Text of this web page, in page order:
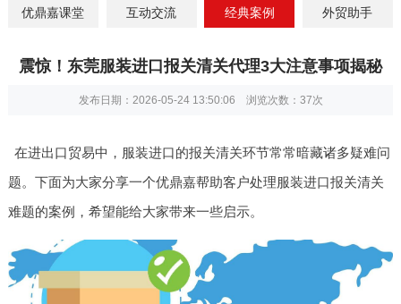
优鼎嘉课堂 互动交流 经典案例 外贸助手
震惊！东莞服装进口报关清关代理3大注意事项揭秘
发布日期：2026-05-24 13:50:06 浏览次数： 37次
在进出口贸易中，服装进口的报关清关环节常常暗藏诸多疑难问
题。下面为大家分享一个优鼎嘉帮助客户处理服装进口报关清关
难题的案例，希望能给大家带来一些启示。